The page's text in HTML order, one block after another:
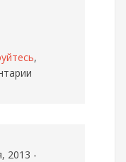
,
2013 -